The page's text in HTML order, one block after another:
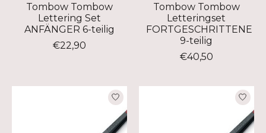
Tombow Tombow
Lettering Set
ANFÄNGER 6-teilig
€22,90
Tombow Tombow
Letteringset
FORTGESCHRITTENE
9-teilig
€40,50